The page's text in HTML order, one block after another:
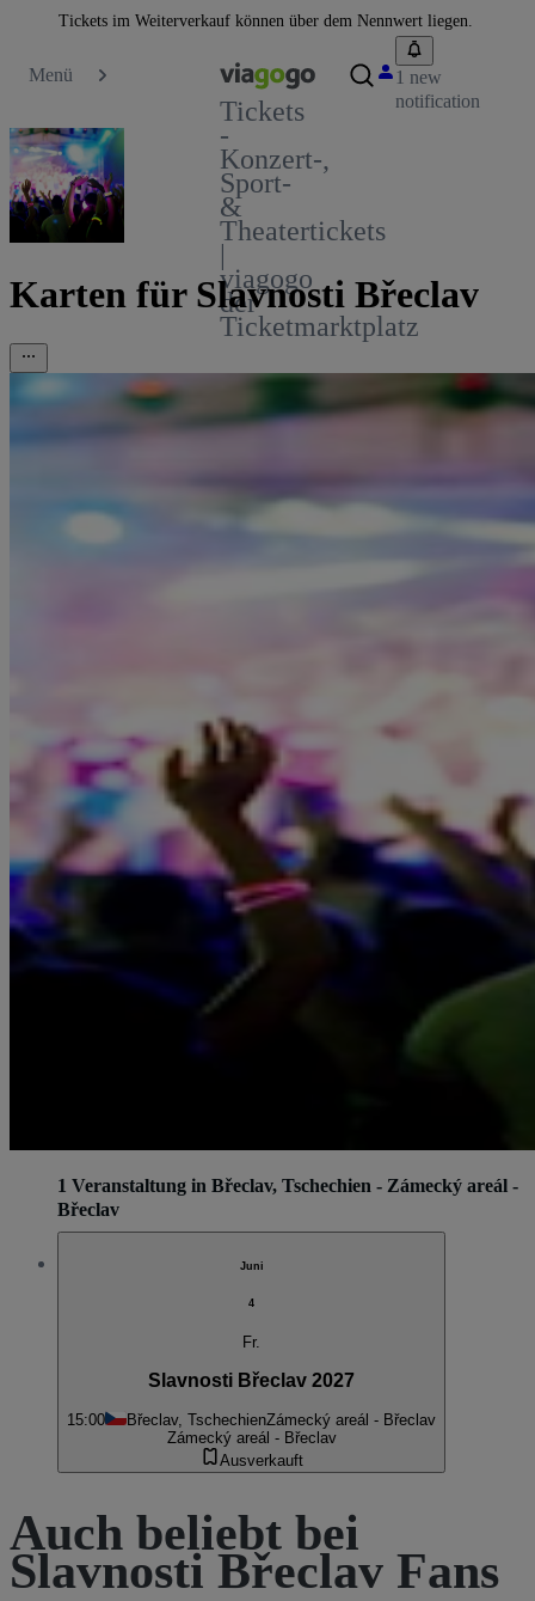
Tickets im Weiterverkauf können über dem Nennwert liegen.
Menü
Tickets
-
Konzert-,
Sport-
&
Theatertickets
|
viagogo
der
Ticketmarktplatz
1 new
notification
Karten für Slavnosti Břeclav
1 Veranstaltung in Břeclav, Tschechien - Zámecký areál -
Břeclav
Juni
4
Fr.
Slavnosti Břeclav 2027
15:00 Břeclav, TschechienZámecký areál - Břeclav
Zámecký areál - Břeclav
Ausverkauft
Auch beliebt bei
Slavnosti Břeclav Fans